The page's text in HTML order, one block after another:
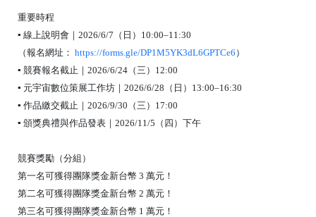
重要時程
▪ 線上說明會｜2026/6/7（日）10:00–11:30
（報名網址： https://forms.gle/DP1M5YK3dL6GPTCe6 ）
▪ 競賽報名截止｜2026/6/24（三）12:00
▪ 元宇宙數位策展工作坊｜2026/6/28（日）13:00–16:30
▪ 作品繳交截止｜2026/9/30（三）17:00
▪ 頒獎典禮與作品發表｜2026/11/5（四）下午
競賽獎勵（分組）
第一名可獲得團隊獎金新台幣 3 萬元！
第二名可獲得團隊獎金新台幣 2 萬元！
第三名可獲得團隊獎金新台幣 1 萬元！